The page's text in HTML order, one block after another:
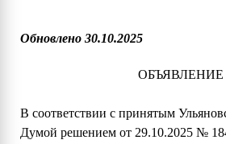
Обновлено 30.10.2025
ОБЪЯВЛЕНИЕ
В соответствии с принятым
Думой решением от 29.10.2025 №